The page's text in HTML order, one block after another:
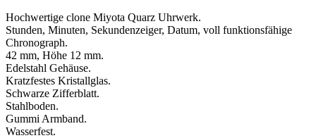
Hochwertige clone Miyota Quarz Uhrwerk.
Stunden, Minuten, Sekundenzeiger, Datum, voll funktionsfähige
Chronograph.
42 mm, Höhe 12 mm.
Edelstahl Gehäuse.
Kratzfestes Kristallglas.
Schwarze Zifferblatt.
Stahlboden.
Gummi Armband.
Wasserfest.